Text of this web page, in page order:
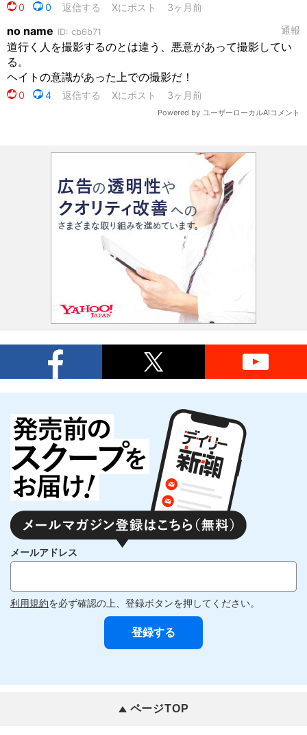
メールアドレス
利用規約を必ず確認の上、登録ボタンを押してください。
ページTOP